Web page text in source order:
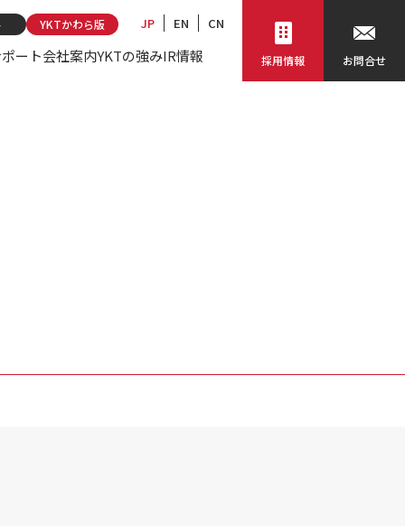
YKTかわら版 JP EN CN
ート会社案内YKTの強みIR情報 採用情報 お問合せ